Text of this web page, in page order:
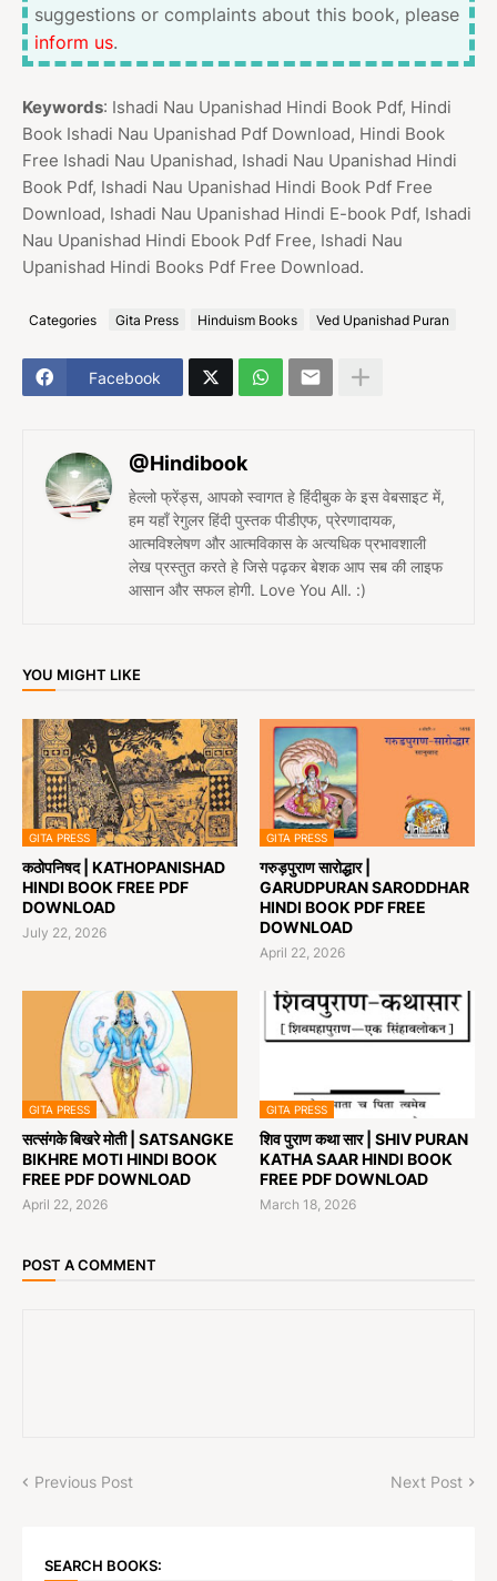
suggestions or complaints about this book, please
inform us.
Keywords: Ishadi Nau Upanishad Hindi Book Pdf, Hindi
Book Ishadi Nau Upanishad Pdf Download, Hindi Book
Free Ishadi Nau Upanishad, Ishadi Nau Upanishad Hindi
Book Pdf, Ishadi Nau Upanishad Hindi Book Pdf Free
Download, Ishadi Nau Upanishad Hindi E-book Pdf, Ishadi
Nau Upanishad Hindi Ebook Pdf Free, Ishadi Nau
Upanishad Hindi Books Pdf Free Download.
Categories Gita Press Hinduism Books Ved Upanishad Puran
Facebook
@Hindibook
हेल्लो फ्रेंड्स, आपको स्वागत हे हिंदीबुक के इस वेबसाइट में,
हम यहाँ रेगुलर हिंदी पुस्तक पीडीएफ, प्रेरणादायक,
आत्मविश्लेषण और आत्मविकास के अत्यधिक प्रभावशाली
लेख प्रस्तुत करते हे जिसे पढ़कर बेशक आप सब की लाइफ
आसान और सफल होगी. Love You All. :)
YOU MIGHT LIKE
GITA PRESS
कठोपनिषद | KATHOPANISHAD
HINDI BOOK FREE PDF
DOWNLOAD
July 22, 2026
GITA PRESS
गरुड़पुराण सारोद्धार |
GARUDPURAN SARODDHAR
HINDI BOOK PDF FREE
DOWNLOAD
April 22, 2026
GITA PRESS
सत्संगके बिखरे मोती | SATSANGKE
BIKHRE MOTI HINDI BOOK
FREE PDF DOWNLOAD
April 22, 2026
GITA PRESS
शिव पुराण कथा सार | SHIV PURAN
KATHA SAAR HINDI BOOK
FREE PDF DOWNLOAD
March 18, 2026
POST A COMMENT
Previous Post Next Post
SEARCH BOOKS: